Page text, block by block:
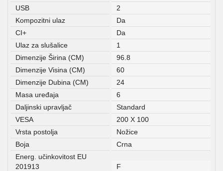
USB
2
Kompozitni ulaz
Da
CI+
Da
Ulaz za slušalice
1
Dimenzije Širina (CM)
96.8
Dimenzije Visina (CM)
60
Dimenzije Dubina (CM)
24
Masa uređaja
6
Daljinski upravljač
Standard
VESA
200 X 100
Vrsta postolja
Nožice
Boja
Crna
Energ. učinkovitost EU
201913
F